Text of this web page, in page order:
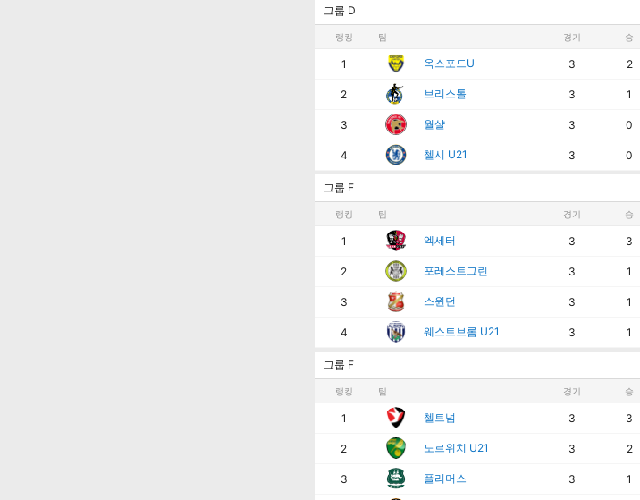
그룹 D
랭킹 팀 경기 승
1 옥스포드U 3 2
2 브리스톨 3 1
3 월샬 3 0
4 첼시 U21 3 0
그룹 E
랭킹 팀 경기 승
1 엑세터 3 3
2 포레스트그린 3 1
3 스윈던 3 1
4 웨스트브롬 U21 3 1
그룹 F
랭킹 팀 경기 승
1 첼트넘 3 3
2 노르위치 U21 3 2
3 플리머스 3 1